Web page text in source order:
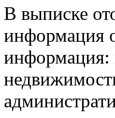
В выписке
информация
информация: